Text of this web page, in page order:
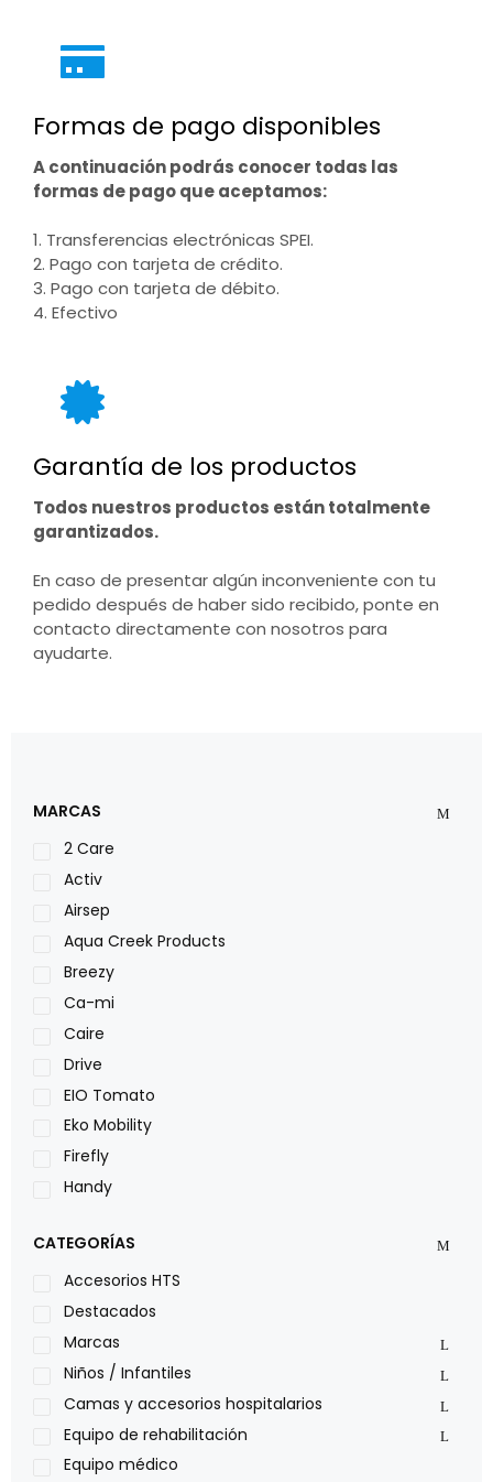
Formas de pago disponibles
A continuación podrás conocer todas las
formas de pago que aceptamos:
1. Transferencias electrónicas SPEI.
2. Pago con tarjeta de crédito.
3. Pago con tarjeta de débito.
4. Efectivo
Garantía de los productos
Todos nuestros productos están totalmente
garantizados.
En caso de presentar algún inconveniente con tu
pedido después de haber sido recibido, ponte en
contacto directamente con nosotros para
ayudarte.
MARCAS
2 Care
Activ
Airsep
Aqua Creek Products
Breezy
Ca-mi
Caire
Drive
EIO Tomato
Eko Mobility
Firefly
Handy
Leggero
Lumex
Medical Store
Nidek
Oxiplus
Philips
Pride
Roho
CATEGORÍAS
Accesorios HTS
Destacados
Marcas
Niños / Infantiles
Camas y accesorios hospitalarios
Equipo de rehabilitación
Equipo médico